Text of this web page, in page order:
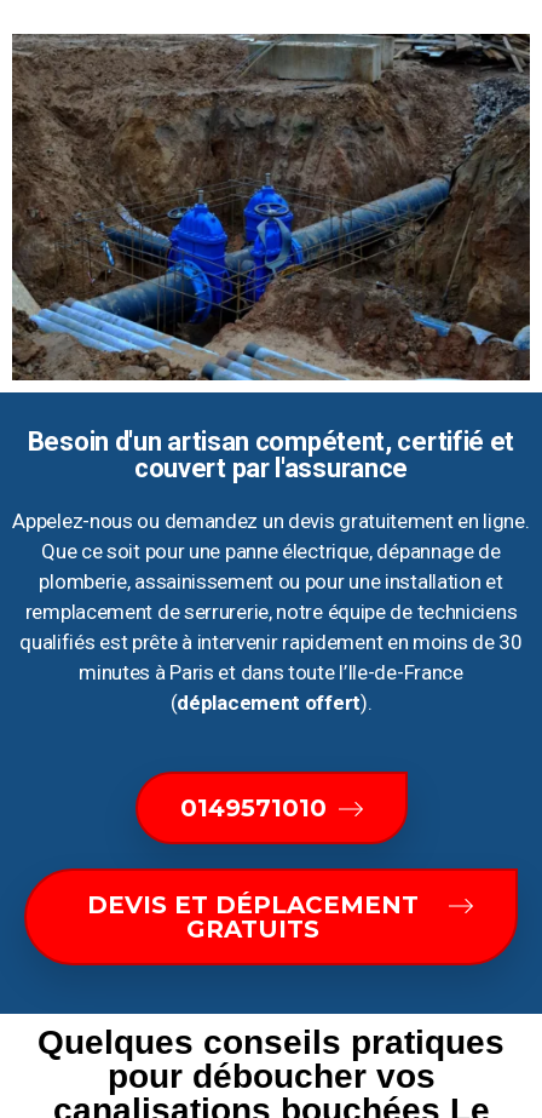
Besoin d'un artisan compétent, certifié et
couvert par l'assurance
Appelez-nous ou demandez un devis gratuitement en ligne.
Que ce soit pour une panne électrique, dépannage de
plomberie, assainissement ou pour une installation et
remplacement de serrurerie, notre équipe de techniciens
qualifiés est prête à intervenir rapidement en moins de 30
minutes à Paris et dans toute l’Ile-de-France
(déplacement offert).
0149571010
DEVIS ET DÉPLACEMENT
GRATUITS
Quelques conseils pratiques
pour déboucher vos
canalisations bouchées Le